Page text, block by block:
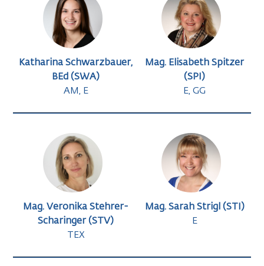
Katharina Schwarzbauer,
BEd (SWA)
AM, E
Mag. Elisabeth Spitzer
(SPI)
E, GG
Mag. Veronika Stehrer-
Scharinger (STV)
TEX
Mag. Sarah Strigl (STI)
E